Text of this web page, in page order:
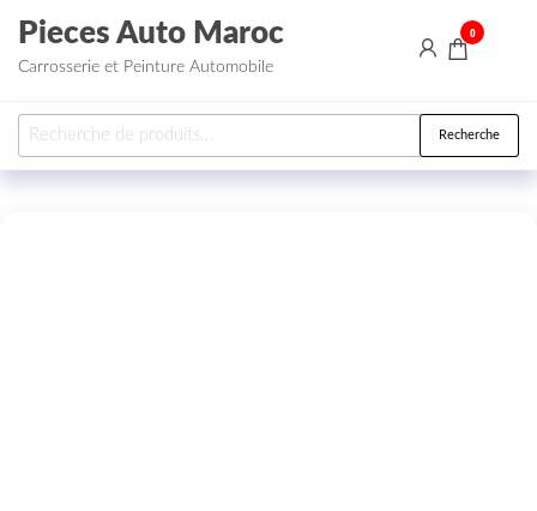
Aller au contenu
Pieces Auto Maroc
Carrosserie et Peinture Automobile
0
Recherche pour : Recherche